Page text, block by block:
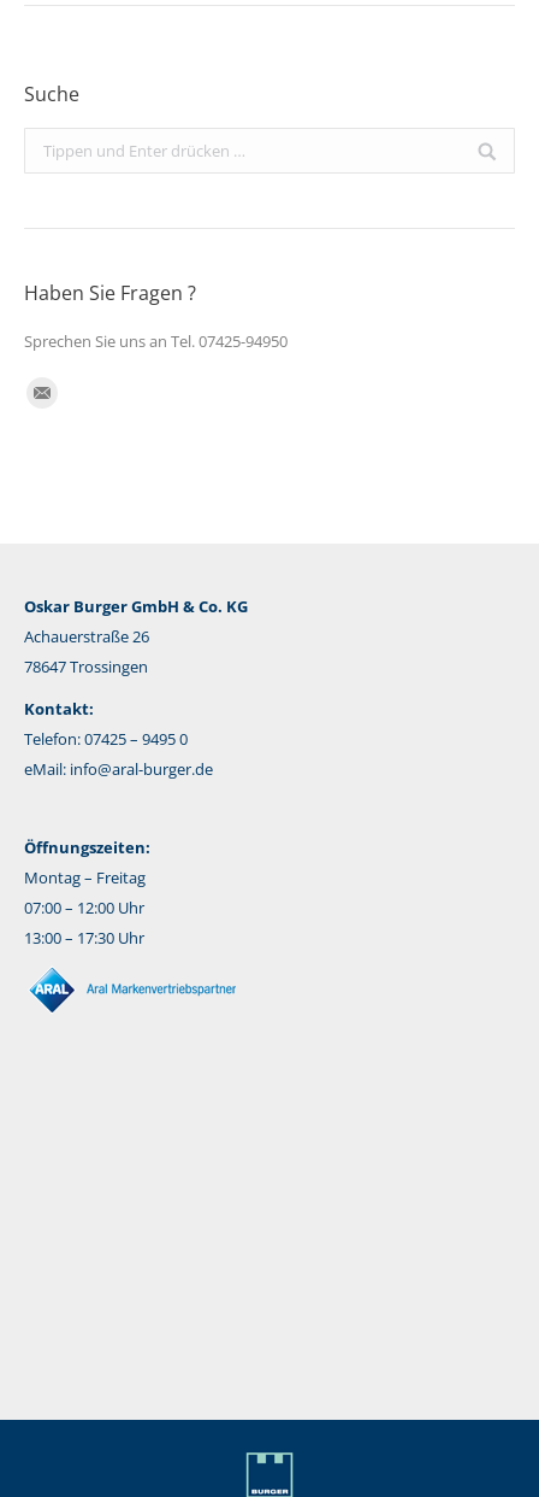
Suche
Search:
Haben Sie Fragen ?
Sprechen Sie uns an Tel. 07425-94950
Finden Sie uns auf:
Oskar Burger GmbH & Co. KG
Achauerstraße 26
78647 Trossingen
Kontakt:
Telefon: 07425 – 9495 0
eMail: info@aral-burger.de
Öffnungszeiten:
Montag – Freitag
07:00 – 12:00 Uhr
13:00 – 17:30 Uhr